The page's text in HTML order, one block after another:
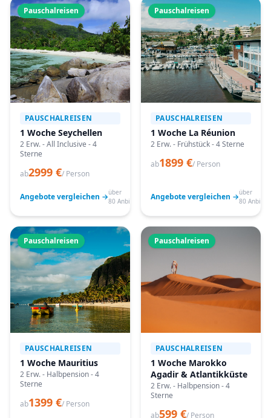
Pauschalreisen
PAUSCHALREISEN
1 Woche Seychellen
2 Erw. - All Inclusive - 4
Sterne
ab2999 €/ Person
Angebote vergleichen →über
80 Anbieter
Pauschalreisen
PAUSCHALREISEN
1 Woche La Réunion
2 Erw. - Frühstück - 4 Sterne
ab1899 €/ Person
Angebote vergleichen →über
80
Pauschalreisen
PAUSCHALREISEN
1 Woche Mauritius
2 Erw. - Halbpension - 4
Sterne
ab1399 €/ Person
Pauschalreisen
PAUSCHALREISEN
1 Woche Marokko
Agadir & Atlantikküste
2 Erw. - Halbpension - 4
Sterne
ab599 €/ Person